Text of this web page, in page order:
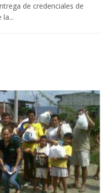
de credenciales de